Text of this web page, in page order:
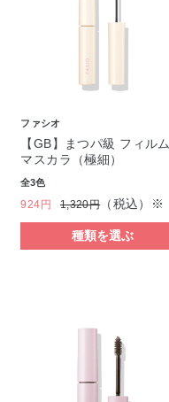
ファシオ
【GB】まつパ級 フィルム
マスカラ（極細）
全3色
924円 1,320円（税込）※
種類を選ぶ